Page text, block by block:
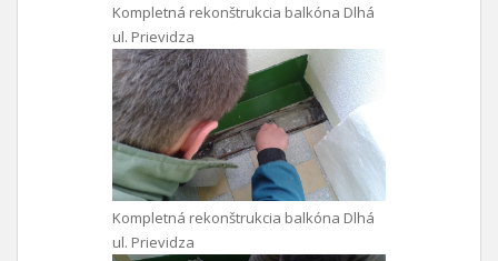
Kompletná rekonštrukcia balkóna Dlhá
ul. Prievidza
Kompletná rekonštrukcia balkóna Dlhá
ul. Prievidza